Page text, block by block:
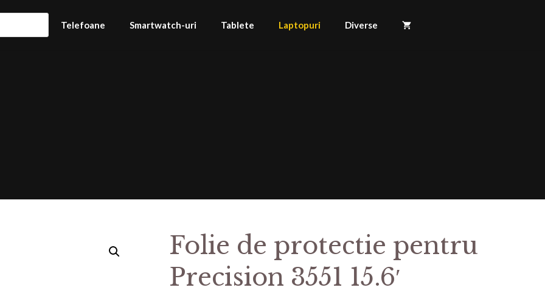
Telefoane Smartwatch-uri Tablete Laptopuri Diverse
Folie de protectie pentru
Precision 3551 15.6′